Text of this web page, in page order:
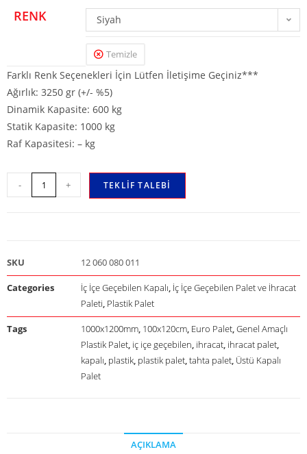
RENK Siyah
Temizle
Farklı Renk Seçenekleri İçin Lütfen İletişime Geçiniz***
Ağırlık: 3250 gr (+/- %5)
Dinamik Kapasite: 600 kg
Statik Kapasite: 1000 kg
Raf Kapasitesi: – kg
- + TEKLIF TALEBI
SKU 12 060 080 011
Categories İç İçe Geçebilen Kapalı, İç İçe Geçebilen Palet ve İhracat
Paleti, Plastik Palet
Tags 1000x1200mm, 100x120cm, Euro Palet,Genel Amaçlı
Plastik Palet, iç içe geçebilen, ihracat, ihracat palet,
kapalı, plastik, plastik palet,tahta palet, Üstü Kapalı
Palet
AÇIKLAMA